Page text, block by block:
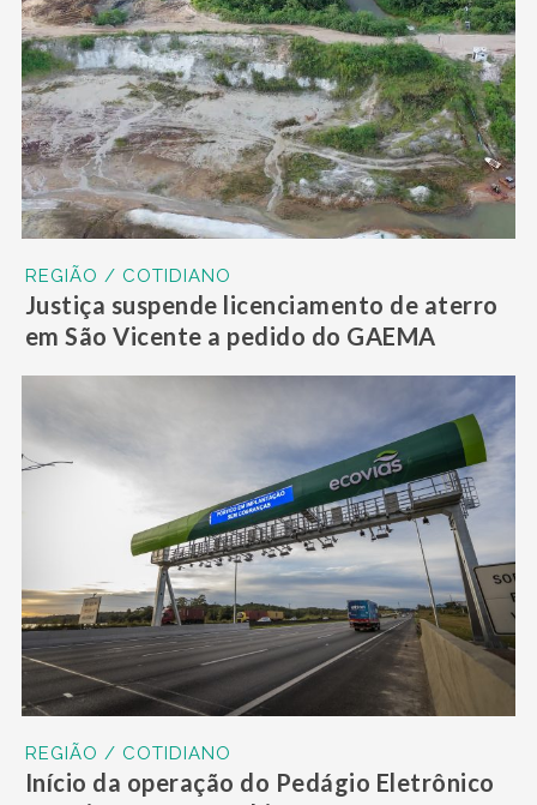
REGIÃO / COTIDIANO
Justiça suspende licenciamento de aterro
em São Vicente a pedido do GAEMA
REGIÃO / COTIDIANO
Início da operação do Pedágio Eletrônico